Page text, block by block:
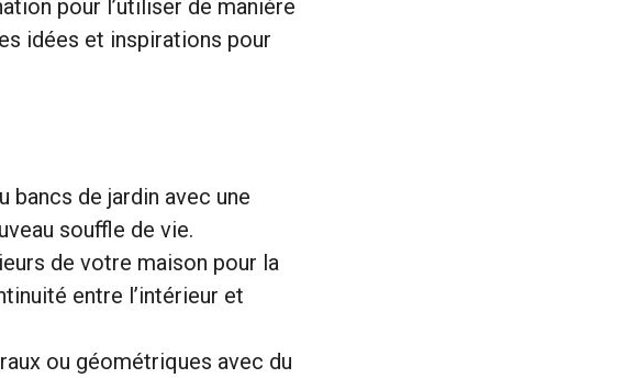
pour l’utiliser de manière
idées et inspirations pour
bancs de jardin avec une
souffle de vie.
de votre maison pour la
entre l’intérieur et
ou géométriques avec du